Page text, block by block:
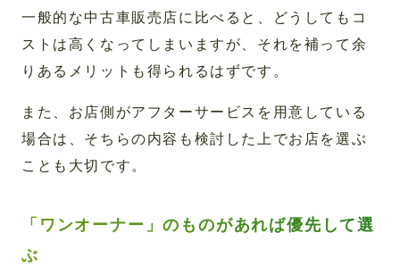
一般的な中古車販売店に比べると、どうしてもコ
ストは高くなってしまいますが、それを補って余
りあるメリットも得られるはずです。
また、お店側がアフターサービスを用意している
場合は、そちらの内容も検討した上でお店を選ぶ
ことも大切です。
「ワンオーナー」のものがあれば優先して選
ぶ